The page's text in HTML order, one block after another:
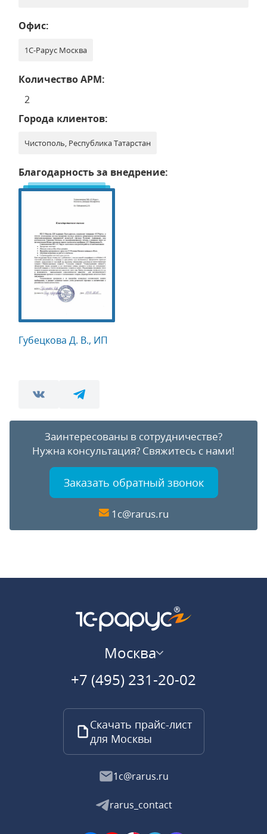
Офис:
1С-Рарус Москва
Количество АРМ:
2
Города клиентов:
Чистополь, Республика Татарстан
Благодарность за внедрение:
Губецкова Д. В., ИП
Заинтересованы в сотрудничестве?
Нужна консультация? Свяжитесь с нами!
Заказать обратный звонок
1c@rarus.ru
Москва
+7 (495) 231-20-02
Скачать прайс-лист
для Москвы
1c@rarus.ru
rarus_contact